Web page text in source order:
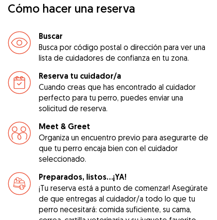
Cómo hacer una reserva
Buscar
Busca por código postal o dirección para ver una
lista de cuidadores de confianza en tu zona.
Reserva tu cuidador/a
Cuando creas que has encontrado al cuidador
perfecto para tu perro, puedes enviar una
solicitud de reserva.
Meet & Greet
Organiza un encuentro previo para asegurarte de
que tu perro encaja bien con el cuidador
seleccionado.
Preparados, listos...¡YA!
¡Tu reserva está a punto de comenzar! Asegúrate
de que entregas al cuidador/a todo lo que tu
perro necesitará: comida suficiente, su cama,